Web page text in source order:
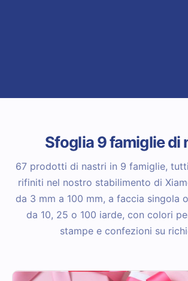
Sfoglia 9 famiglie di
67 prodotti di nastri in 9 famiglie,
rifiniti nel nostro stabilimento di
da 3 mm a 100 mm, a faccia singola
da 10, 25 o 100 iarde, con colori
stampe e confezioni su